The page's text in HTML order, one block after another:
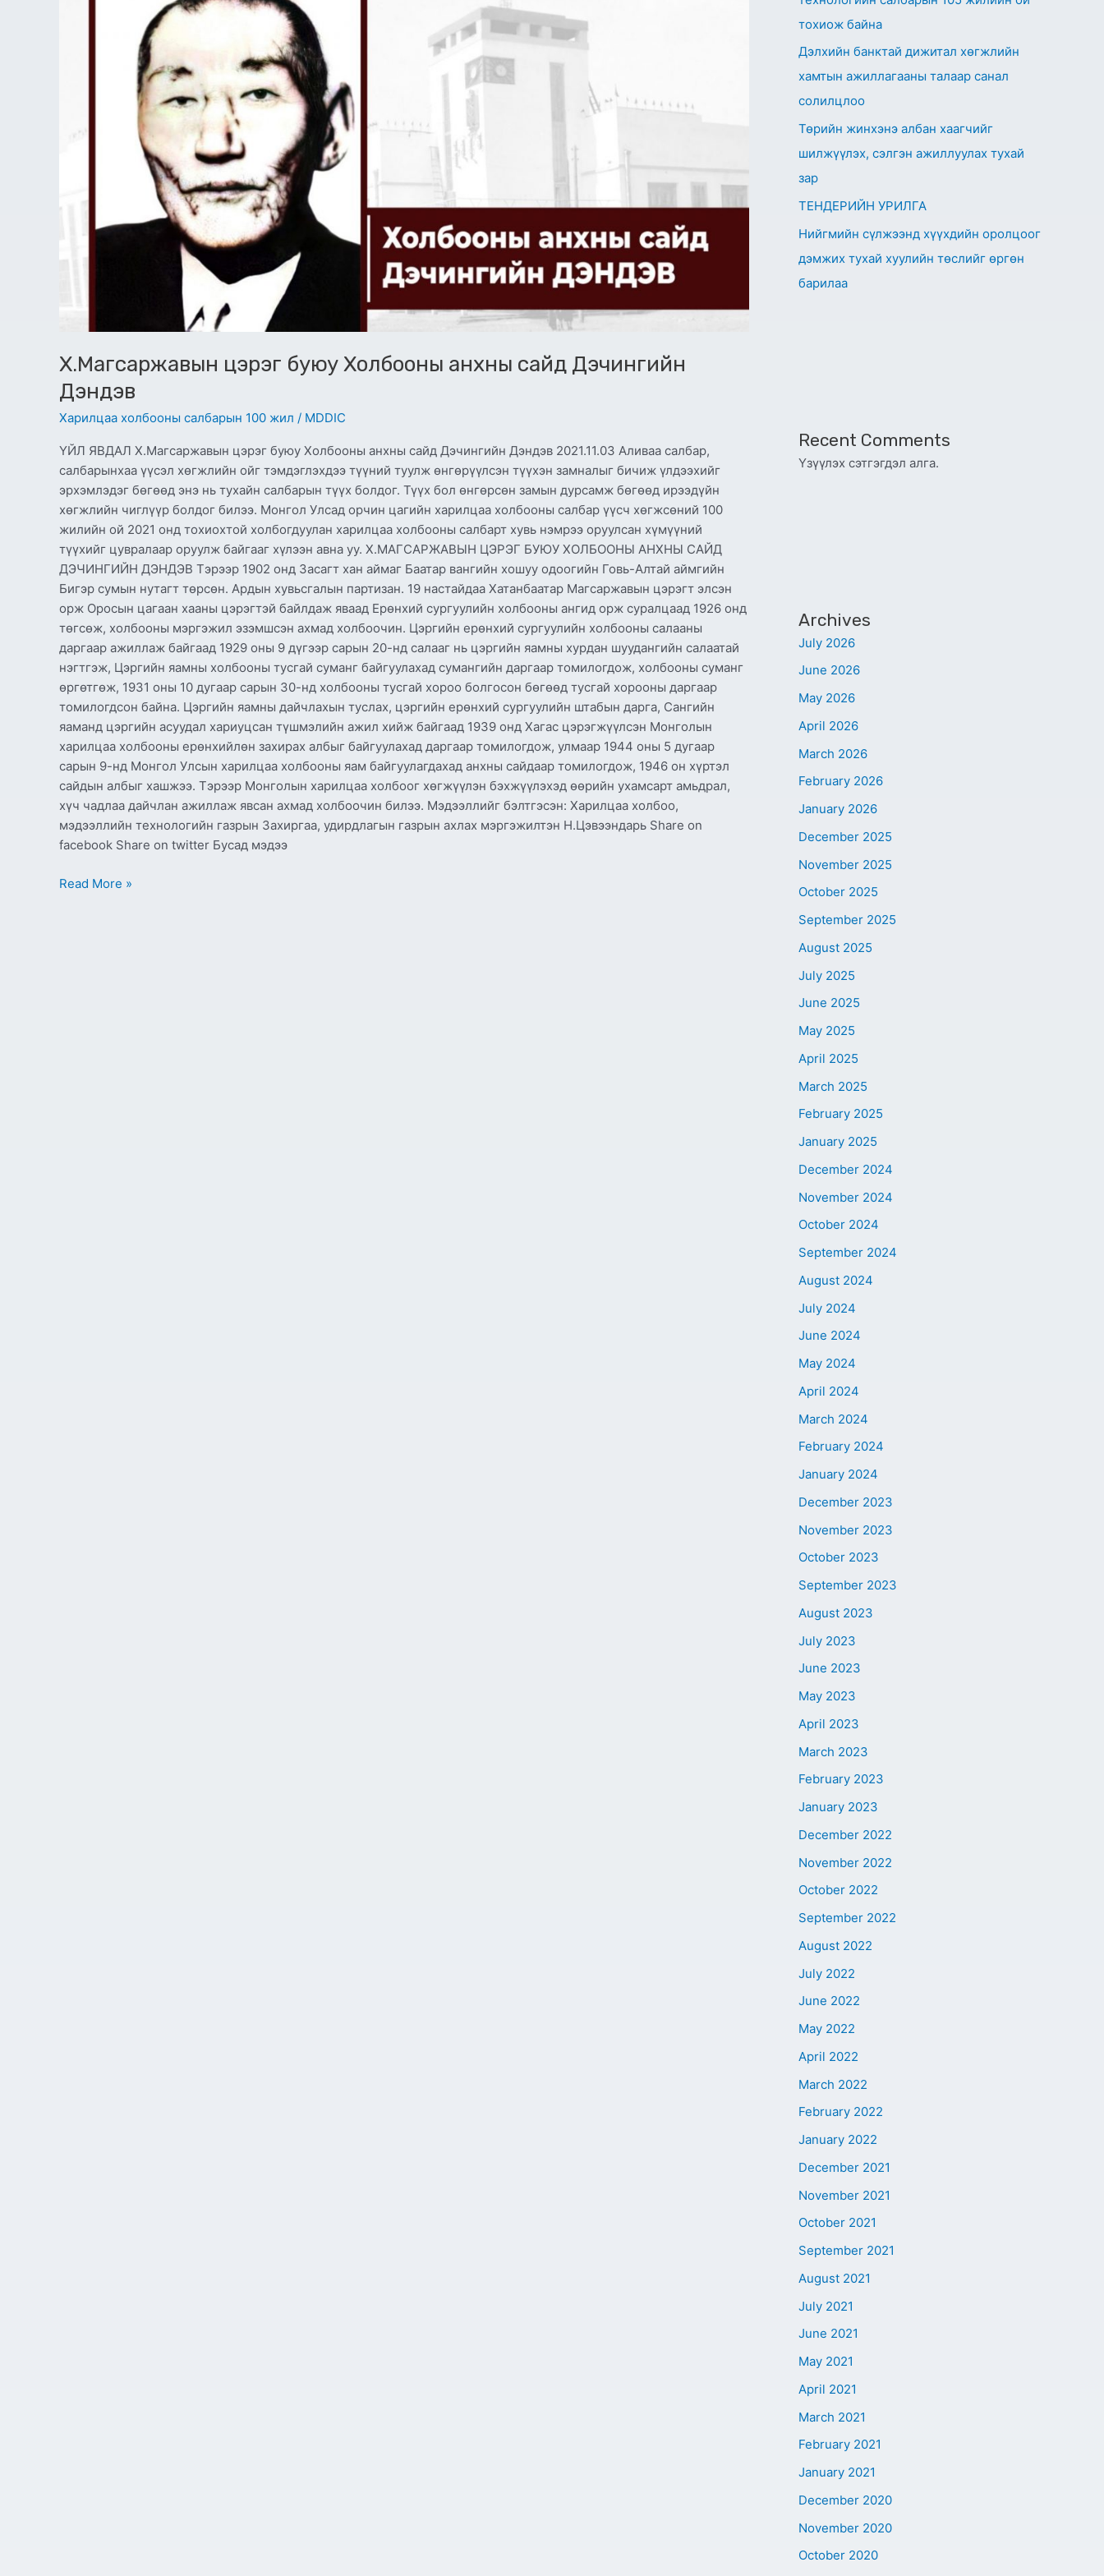
Х.Магсаржавын цэрэг буюу Холбооны анхны сайд Дэчингийн
Дэндэв
Харилцаа холбооны салбарын 100 жил / MDDIC
ҮЙЛ ЯВДАЛ Х.Магсаржавын цэрэг буюу Холбооны анхны сайд Дэчингийн Дэндэв 2021.11.03 Аливаа салбар,
салбарынхаа үүсэл хөгжлийн ойг тэмдэглэхдээ түүний туулж өнгөрүүлсэн түүхэн замналыг бичиж үлдээхийг
эрхэмлэдэг бөгөөд энэ нь тухайн салбарын түүх болдог. Түүх бол өнгөрсөн замын дурсамж бөгөөд ирээдүйн
хөгжлийн чиглүүр болдог билээ. Монгол Улсад орчин цагийн харилцаа холбооны салбар үүсч хөгжсөний 100
жилийн ой 2021 онд тохиохтой холбогдуулан харилцаа холбооны салбарт хувь нэмрээ оруулсан хүмүүний
түүхийг цувралаар оруулж байгааг хүлээн авна уу. Х.МАГСАРЖАВЫН ЦЭРЭГ БУЮУ ХОЛБООНЫ АНХНЫ САЙД
ДЭЧИНГИЙН ДЭНДЭВ Тэрээр 1902 онд Засагт хан аймаг Баатар вангийн хошуу одоогийн Говь-Алтай аймгийн
Бигэр сумын нутагт төрсөн. Ардын хувьсгалын партизан. 19 настайдаа Хатанбаатар Магсаржавын цэрэгт элсэн
орж Оросын цагаан хааны цэрэгтэй байлдаж яваад Ерөнхий сургуулийн холбооны ангид орж суралцаад 1926 онд
төгсөж, холбооны мэргэжил эзэмшсэн ахмад холбоочин. Цэргийн ерөнхий сургуулийн холбооны салааны
даргаар ажиллаж байгаад 1929 оны 9 дүгээр сарын 20-нд салааг нь цэргийн яамны хурдан шуудангийн салаатай
нэгтгэж, Цэргийн яамны холбооны тусгай суманг байгуулахад сумангийн даргаар томилогдож, холбооны суманг
өргөтгөж, 1931 оны 10 дугаар сарын 30-нд холбооны тусгай хороо болгосон бөгөөд тусгай хорооны даргаар
томилогдсон байна. Цэргийн яамны дайчлахын туслах, цэргийн ерөнхий сургуулийн штабын дарга, Сангийн
яаманд цэргийн асуудал хариуцсан түшмэлийн ажил хийж байгаад 1939 онд Хагас цэрэгжүүлсэн Монголын
харилцаа холбооны ерөнхийлөн захирах албыг байгуулахад даргаар томилогдож, улмаар 1944 оны 5 дугаар
сарын 9-нд Монгол Улсын харилцаа холбооны яам байгуулагдахад анхны сайдаар томилогдож, 1946 он хүртэл
сайдын албыг хашжээ. Тэрээр Монголын харилцаа холбоог хөгжүүлэн бэхжүүлэхэд өөрийн ухамсарт амьдрал,
хүч чадлаа дайчлан ажиллаж явсан ахмад холбоочин билээ. Мэдээллийг бэлтгэсэн: Харилцаа холбоо,
мэдээллийн технологийн газрын Захиргаа, удирдлагын газрын ахлах мэргэжилтэн Н.Цэвээндарь Share on
facebook Share on twitter Бусад мэдээ
Read More »
тохиож байна
Дэлхийн банктай дижитал хөгжлийн
хамтын ажиллагааны талаар санал
солилцлоо
Төрийн жинхэнэ албан хаагчийг
шилжүүлэх, сэлгэн ажиллуулах тухай
зар
ТЕНДЕРИЙН УРИЛГА
Нийгмийн сүлжээнд хүүхдийн оролцоог
дэмжих тухай хуулийн төслийг өргөн
барилаа
Recent Comments
Үзүүлэх сэтгэгдэл алга.
Archives
July 2026
June 2026
May 2026
April 2026
March 2026
February 2026
January 2026
December 2025
November 2025
October 2025
September 2025
August 2025
July 2025
June 2025
May 2025
April 2025
March 2025
February 2025
January 2025
December 2024
November 2024
October 2024
September 2024
August 2024
July 2024
June 2024
May 2024
April 2024
March 2024
February 2024
January 2024
December 2023
November 2023
October 2023
September 2023
August 2023
July 2023
June 2023
May 2023
April 2023
March 2023
February 2023
January 2023
December 2022
November 2022
October 2022
September 2022
August 2022
July 2022
June 2022
May 2022
April 2022
March 2022
February 2022
January 2022
December 2021
November 2021
October 2021
September 2021
August 2021
July 2021
June 2021
May 2021
April 2021
March 2021
February 2021
January 2021
December 2020
November 2020
October 2020